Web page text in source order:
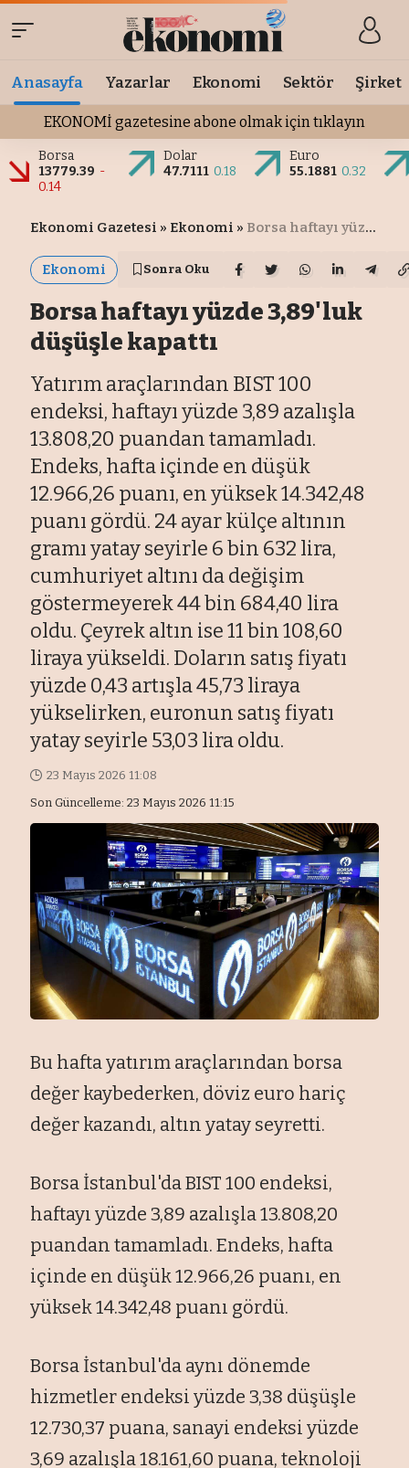
Anasayfa Yazarlar Ekonomi Sektör Şirket
EKONOMİ gazetesine abone olmak için tıklayın
Borsa
13779.39 -
0.14
Dolar
47.7111 0.18
Euro
55.1881 0.32
Ekonomi Gazetesi » Ekonomi » Borsa haftayı yüzde 3,89'luk düşüşle kapattı
Ekonomi Sonra Oku
Borsa haftayı yüzde 3,89'luk
düşüşle kapattı
Yatırım araçlarından BIST 100
endeksi, haftayı yüzde 3,89 azalışla
13.808,20 puandan tamamladı.
Endeks, hafta içinde en düşük
12.966,26 puanı, en yüksek 14.342,48
puanı gördü. 24 ayar külçe altının
gramı yatay seyirle 6 bin 632 lira,
cumhuriyet altını da değişim
göstermeyerek 44 bin 684,40 lira
oldu. Çeyrek altın ise 11 bin 108,60
liraya yükseldi. Doların satış fiyatı
yüzde 0,43 artışla 45,73 liraya
yükselirken, euronun satış fiyatı
yatay seyirle 53,03 lira oldu.
Son Güncelleme: 23 Mayıs 2026 11:15
23 Mayıs 2026 11:08
Bu hafta yatırım araçlarından borsa
değer kaybederken, döviz euro hariç
değer kazandı, altın yatay seyretti.
Borsa İstanbul'da BIST 100 endeksi,
haftayı yüzde 3,89 azalışla 13.808,20
puandan tamamladı. Endeks, hafta
içinde en düşük 12.966,26 puanı, en
yüksek 14.342,48 puanı gördü.
Borsa İstanbul'da aynı dönemde
hizmetler endeksi yüzde 3,38 düşüşle
12.730,37 puana, sanayi endeksi yüzde
3,69 azalışla 18.161,60 puana, teknoloji